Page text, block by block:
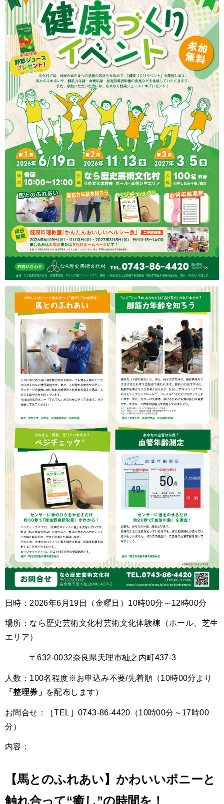
日時：2026年6月19日（金曜日）10時00分～12時00分
場所：なら歴史芸術文化村芸術文化体験棟（ホール、芝生
エリア）
〒632-0032奈良県天理市杣之内町437-3
人数：100名程度※お申込み不要/先着順（10時00分より
「整理券」 を配布します）
お問合せ：［TEL］0743-86-4420（10時00分～17時00
分）
内容：
【馬とのふれあい】かわいいポニーと
触れ合って“癒し”の時間を！